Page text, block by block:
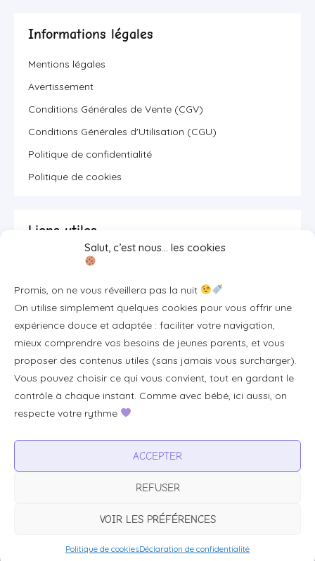
Salut, c’est nous… les cookies
Promis, on ne vous réveillera pas la nuit
On utilise simplement quelques cookies pour vous offrir une
expérience douce et adaptée : faciliter votre navigation,
mieux comprendre vos besoins de jeunes parents, et vous
proposer des contenus utiles (sans jamais vous surcharger).
Vous pouvez choisir ce qui vous convient, tout en gardant le
contrôle à chaque instant. Comme avec bébé, ici aussi, on
respecte votre rythme
ACCEPTER
REFUSER
VOIR LES PRÉFÉRENCES
Politique de cookiesDéclaration de confidentialité
Informations légales
Mentions légales
Avertissement
Conditions Générales de Vente (CGV)
Conditions Générales d'Utilisation (CGU)
Politique de confidentialité
Politique de cookies
Liens utiles
Se connecter/S'inscrire
FAQ / Livraison & accès
À propos
Plan du site
Tous les articles
Professionnels & partenariats
Visibilité pour votre marque
Proposer un produit ou un service